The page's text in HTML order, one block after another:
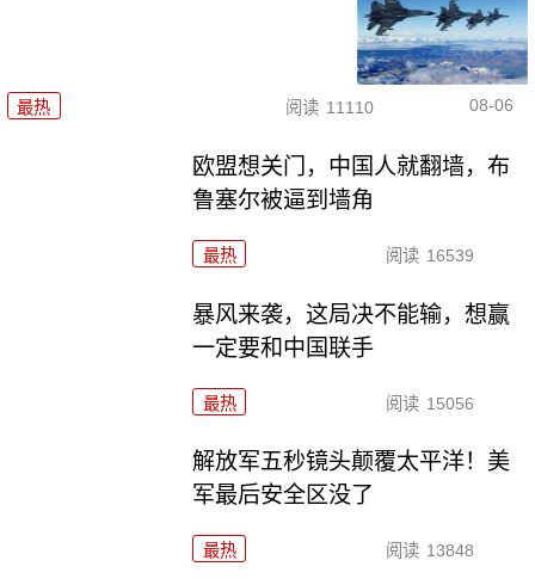
最热 阅读 11110 08-06
欧盟想关门，中国人就翻墙，布
鲁塞尔被逼到墙角
最热 阅读 16539
暴风来袭，这局决不能输，想赢
一定要和中国联手
最热 阅读 15056
解放军五秒镜头颠覆太平洋！美
军最后安全区没了
最热 阅读 13848